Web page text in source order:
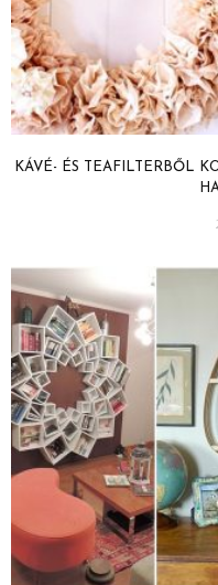
KÁVÉ- ÉS TEAFILTERBŐL